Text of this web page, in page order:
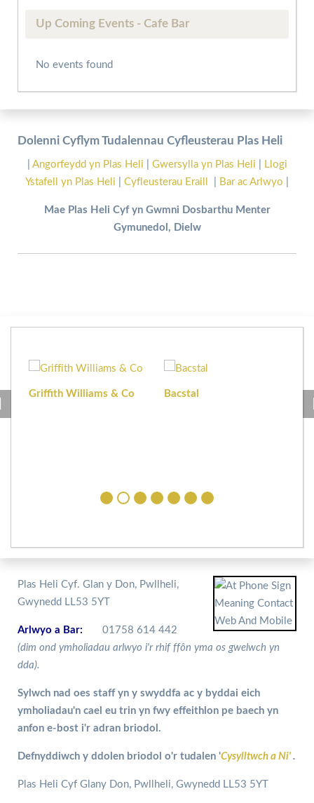
Up Coming Events - Cafe Bar
No events found
Dolenni Cyflym Tudalennau Cyfleusterau Plas Heli
Angorfeydd yn Plas Heli Gwersylla yn Plas Heli
Llogi
Ystafell yn Plas Heli
Cyfleusterau Eraill Bar ac Arlwyo
Mae Plas Heli Cyf yn Gwmni Dosbarthu Menter
Gymunedol, Dielw
Griffith Williams & Co Bacstal
Plas Heli Cyf. Glan y Don, Pwllheli,
Gwynedd LL53 5YT
Arlwyo a Bar:
01758 614 442
(dim ond ymholiadau arlwyo i'r rhif ffôn yma os gwelwch yn
dda).
Sylwch nad oes staff yn y swyddfa ac y byddai eich
ymholiadau'n cael eu trin yn fwy effeithlon pe baech yn
anfon e-bost i'r adran briodol.
Defnyddiwch y ddolen briodol o'r tudalen 'Cysylltwch a Ni' .
Plas Heli Cyf Glany Don, Pwllheli, Gwynedd LL53 5YT